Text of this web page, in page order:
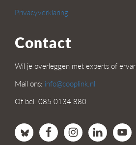
Privacyverklaring
Contact
Wil je overleggen met experts of
Mail ons: info@cooplink.nl
Of bel: 085 0134 880